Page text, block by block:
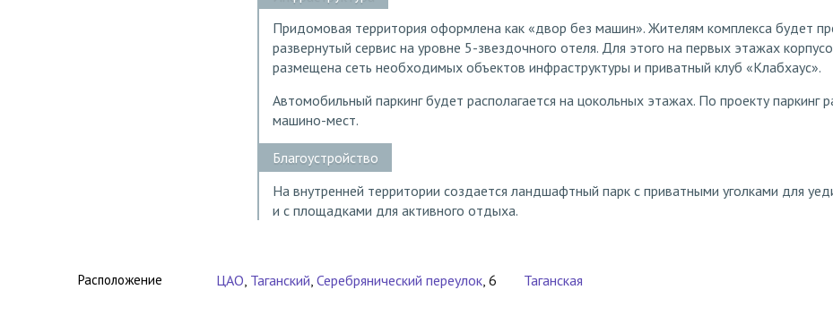
Придомовая территория оформлена как «двор без машин». Жителям комплекса будет
развернутый сервис на уровне 5-звездочного отеля. Для этого на первых этажах
размещена сеть необходимых объектов инфраструктуры и приватный клуб «Клабхаус».
Автомобильный паркинг будет располагается на цокольных этажах. По проекту паркинг
машино-мест.
Благоустройство
На внутренней территории создается ландшафтный парк с приватными уголками для
и с площадками для активного отдыха.
Расположение ЦАО, Таганский, Серебрянический переулок, 6 Таганская